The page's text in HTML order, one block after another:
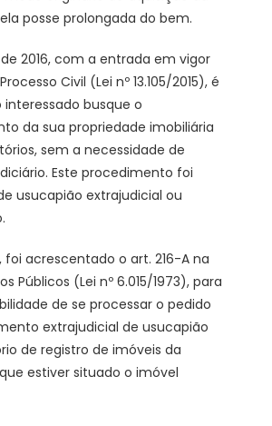
posse prolongada do bem.
2016, com a entrada em vigor
Civil (Lei nº 13.105/2015), é
interessado busque o
da sua propriedade imobiliária
sem a necessidade de
Este procedimento foi
usucapião extrajudicial ou
foi acrescentado o art. 216-A na
Públicos (Lei nº 6.015/1973), para
de se processar o pedido
extrajudicial de usucapião
de registro de imóveis da
estiver situado o imóvel